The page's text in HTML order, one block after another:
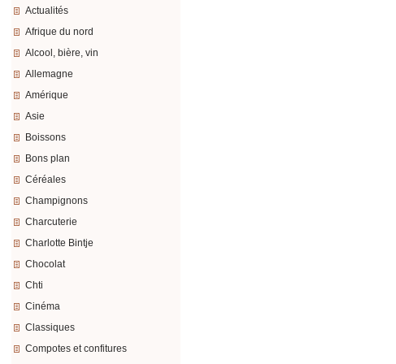
Actualités
Afrique du nord
Alcool, bière, vin
Allemagne
Amérique
Asie
Boissons
Bons plan
Céréales
Champignons
Charcuterie
Charlotte Bintje
Chocolat
Chti
Cinéma
Classiques
Compotes et confitures